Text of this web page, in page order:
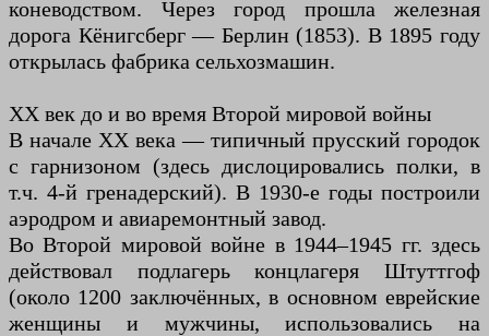
коневодством. Через город прошла железная
дорога Кёнигсберг — Берлин (1853). В 1895 году
открылась фабрика сельхозмашин.
XX век до и во время Второй мировой войны
В начале XX века — типичный прусский городок
с гарнизоном (здесь дислоцировались полки, в
т.ч. 4-й гренадерский). В 1930-е годы построили
аэродром и авиаремонтный завод.
Во Второй мировой войне в 1944–1945 гг. здесь
действовал подлагерь концлагеря Штуттгоф
(около 1200 заключённых, в основном еврейские
женщины и мужчины, использовались на